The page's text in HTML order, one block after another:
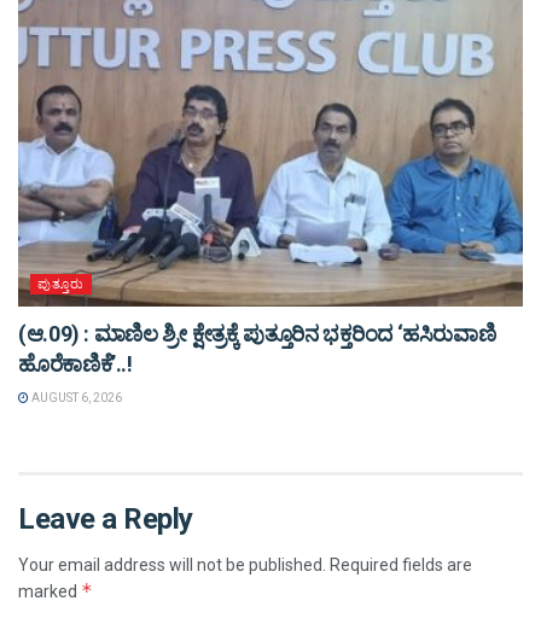
ಪುತ್ತೂರು
(ಆ.09) : ಮಾಣಿಲ ಶ್ರೀ ಕ್ಷೇತ್ರಕ್ಕೆ ಪುತ್ತೂರಿನ ಭಕ್ತರಿಂದ ‘ಹಸಿರುವಾಣಿ
ಹೊರೆಕಾಣಿಕೆ’..!
AUGUST 6, 2026
Leave a Reply
Your email address will not be published.
Required fields are
marked *